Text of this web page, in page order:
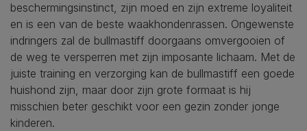
beschermingsinstinct, zijn moed en zijn extreme loyaliteit
en is een van de beste waakhondenrassen. Ongewenste
indringers zal de bullmastiff doorgaans omvergooien of
de weg te versperren met zijn imposante lichaam. Met de
juiste training en verzorging kan de bullmastiff een goede
huishond zijn, maar door zijn grote formaat is hij
misschien beter geschikt voor een gezin zonder jonge
kinderen.